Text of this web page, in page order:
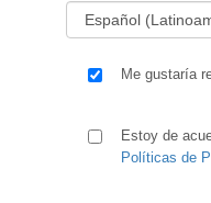
Me gustaría
Estoy de
Políticas de